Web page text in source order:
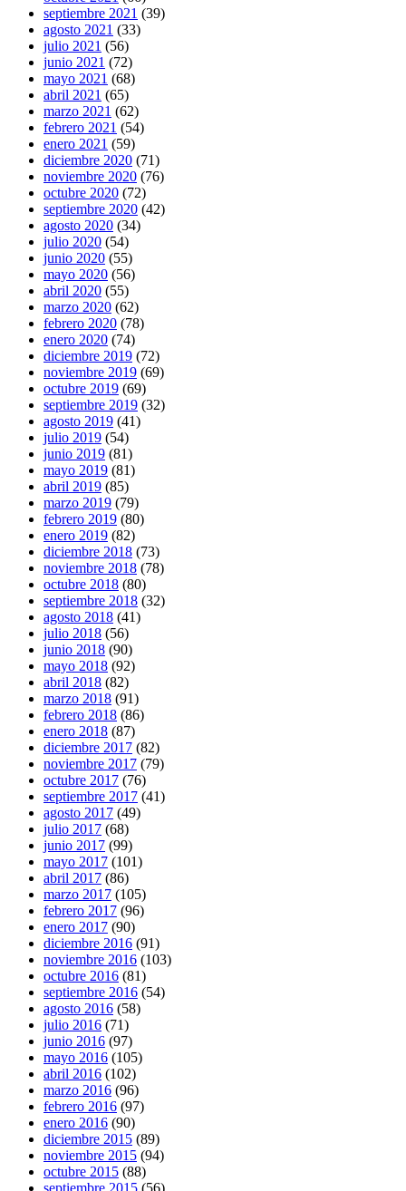
septiembre 2021 (39)
agosto 2021 (33)
julio 2021 (56)
junio 2021 (72)
mayo 2021 (68)
abril 2021 (65)
marzo 2021 (62)
febrero 2021 (54)
enero 2021 (59)
diciembre 2020 (71)
noviembre 2020 (76)
octubre 2020 (72)
septiembre 2020 (42)
agosto 2020 (34)
julio 2020 (54)
junio 2020 (55)
mayo 2020 (56)
abril 2020 (55)
marzo 2020 (62)
febrero 2020 (78)
enero 2020 (74)
diciembre 2019 (72)
noviembre 2019 (69)
octubre 2019 (69)
septiembre 2019 (32)
agosto 2019 (41)
julio 2019 (54)
junio 2019 (81)
mayo 2019 (81)
abril 2019 (85)
marzo 2019 (79)
febrero 2019 (80)
enero 2019 (82)
diciembre 2018 (73)
noviembre 2018 (78)
octubre 2018 (80)
septiembre 2018 (32)
agosto 2018 (41)
julio 2018 (56)
junio 2018 (90)
mayo 2018 (92)
abril 2018 (82)
marzo 2018 (91)
febrero 2018 (86)
enero 2018 (87)
diciembre 2017 (82)
noviembre 2017 (79)
octubre 2017 (76)
septiembre 2017 (41)
agosto 2017 (49)
julio 2017 (68)
junio 2017 (99)
mayo 2017 (101)
abril 2017 (86)
marzo 2017 (105)
febrero 2017 (96)
enero 2017 (90)
diciembre 2016 (91)
noviembre 2016 (103)
octubre 2016 (81)
septiembre 2016 (54)
agosto 2016 (58)
julio 2016 (71)
junio 2016 (97)
mayo 2016 (105)
abril 2016 (102)
marzo 2016 (96)
febrero 2016 (97)
enero 2016 (90)
diciembre 2015 (89)
noviembre 2015 (94)
octubre 2015 (88)
septiembre 2015 (56)